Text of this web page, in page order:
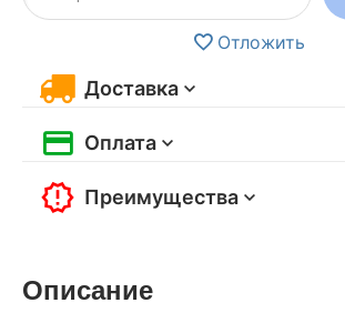
Отложить
Доставка
Оплата
Преимущества
Описание